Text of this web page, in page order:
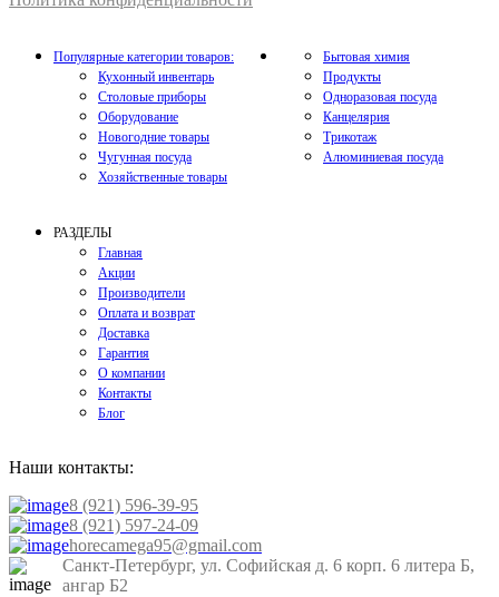
Популярные категории товаров:
Кухонный инвентарь
Столовые приборы
Оборудование
Новогодние товары
Чугунная посуда
Хозяйственные товары
Бытовая химия
Продукты
Одноразовая посуда
Канцелярия
Трикотаж
Алюминиевая посуда
РАЗДЕЛЫ
Главная
Акции
Производители
Оплата и возврат
Доставка
Гарантия
О компании
Контакты
Блог
Наши контакты:
8 (921) 596-39-95
8 (921) 597-24-09
horecamega95@gmail.com
Санкт-Петербург, ул. Софийская д. 6 корп. 6 литера Б,
ангар Б2